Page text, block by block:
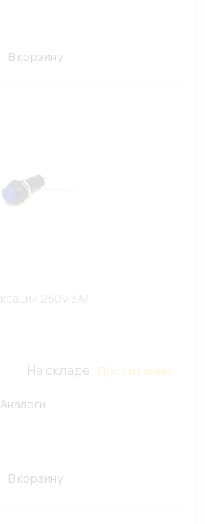
В корзину
На складе: Достаточно
Аналоги
В корзину